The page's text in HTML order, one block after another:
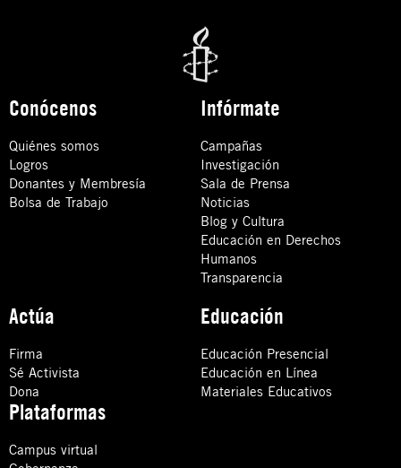
Conócenos
Quiénes somos
Logros
Donantes y Membresía
Bolsa de Trabajo
Infórmate
Campañas
Investigación
Sala de Prensa
Noticias
Blog y Cultura
Educación en Derechos
Humanos
Transparencia
Actúa
Firma
Sé Activista
Dona
Educación
Educación Presencial
Educación en Línea
Materiales Educativos
Plataformas
Campus virtual